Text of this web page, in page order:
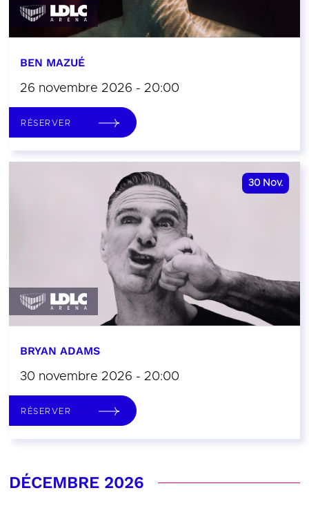
BEN MAZUÉ
26 novembre 2026 - 20:00
RÉSERVER
30 Nov.
BRYAN ADAMS
30 novembre 2026 - 20:00
RÉSERVER
DÉCEMBRE 2026